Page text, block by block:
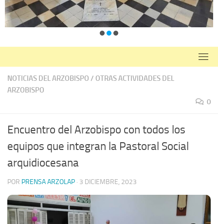
NOTICIAS DEL ARZOBISPO / OTRAS ACTIVIDADES DEL
ARZOBISPO
0
Encuentro del Arzobispo con todos los
equipos que integran la Pastoral Social
arquidiocesana
POR PRENSA ARZOLAP · 3 DICIEMBRE, 2023